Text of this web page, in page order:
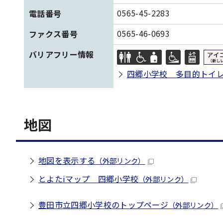
電話番号
0565-45-2283
ファクス番号
0565-46-0693
バリアフリー情報
四郷小学校 多目的トイ
地図
地図を表示する （外部リンク）
とよたiマップ 四郷小学校 （外部リンク）
豊田市立四郷小学校のトップページ （外部リンク）